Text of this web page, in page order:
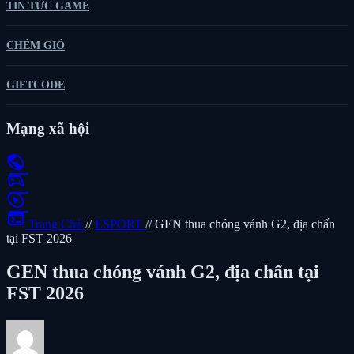
TIN TỨC GAME
CHÉM GIÓ
GIFTCODE
Mạng xã hội
public
sports_esports
play_circle
terminal Trang Chủ // ESPORT // GEN thua chóng vánh G2, địa chấn
tại FST 2026
GEN thua chóng vánh G2, địa chấn tại
FST 2026